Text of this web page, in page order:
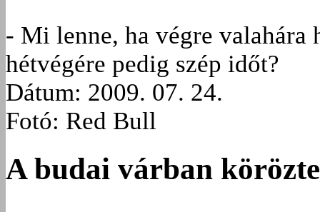
- Mi lenne, ha végre valahára
hétvégére pedig szép időt?
Dátum: 2009. 07. 24.
Fotó: Red Bull
A budai várban